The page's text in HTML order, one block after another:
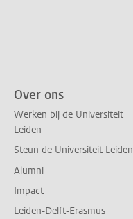
Over ons
Werken bij de Universiteit
Leiden
Steun de Universiteit Leiden
Alumni
Impact
Leiden-Delft-Erasmus